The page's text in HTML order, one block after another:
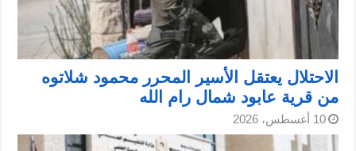
الاحتلال يعتقل الأسير المحرر محمود شلاتوه
من قرية عابود شمال رام الله
10 أغسطس، 2026